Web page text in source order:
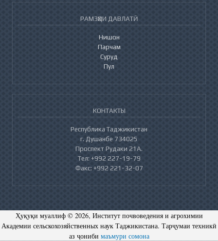
РАМЗҲОИ ДАВЛАТӢ
Нишон
Парчам
Суруд
Пул
КОНТАКТЫ
Республика Таджикистан
г. Душанбе 734025
Проспект Рудаки 21А.
Тел: +992 227-19-79
Факс: +992 221-32-07
Ҳуқуқи муаллиф © 2026, Институт почвоведения и агрохимии
Академии сельскохозяйственных наук Таджикистана. Тарҷумаи техникӣ
аз ҷониби маъмури сомона